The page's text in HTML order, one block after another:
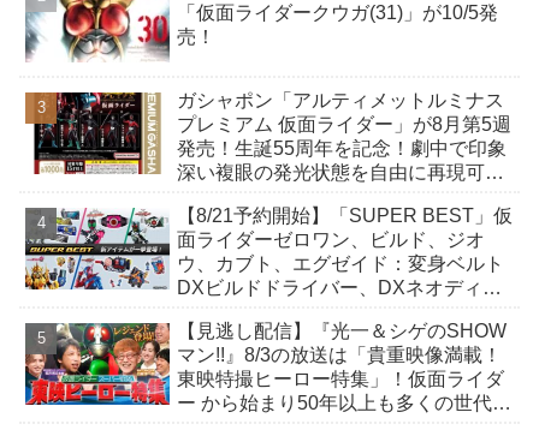
「仮面ライダークウガ(31)」が10/5発
売！
ガシャポン「アルティメットルミナス
プレミアム 仮面ライダー」が8月第5週
発売！生誕55周年を記念！劇中で印象
深い複眼の発光状態を自由に再現可
【8/21予約開始】「SUPER BEST」仮
面ライダーゼロワン、ビルド、ジオ
ウ、カブト、エグゼイド：変身ベルト
DXビルドドライバー、DXネオディケ
か12点！
【見逃し配信】『光一＆シゲのSHOW
マン!!』8/3の放送は「貴重映像満載！
東映特撮ヒーロー特集」！仮面ライダ
ー から始まり50年以上も多くの世代に